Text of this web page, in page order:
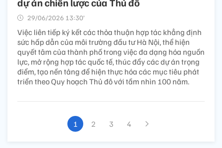
29/06/2026 13:30’
Việc liên tiếp ký kết các thỏa thuận hợp tác khẳng định
sức hấp dẫn của môi trường đầu tư Hà Nội, thể hiện
quyết tâm của thành phố trong việc đa dạng hóa nguồn
lực, mở rộng hợp tác quốc tế, thúc đẩy các dự án trọng
điểm, tạo nền tảng để hiện thực hóa các mục tiêu phát
triển theo Quy hoạch Thủ đô với tầm nhìn 100 năm.
1 2 3 4